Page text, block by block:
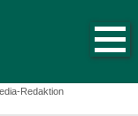
Redaktion